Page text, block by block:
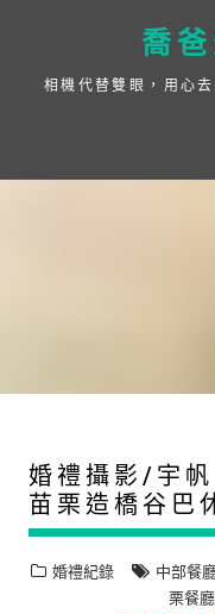
喬
相機代替雙眼，用心
婚禮攝影/宇
苗栗造橋谷巴
婚禮紀錄 中部餐
栗餐廳